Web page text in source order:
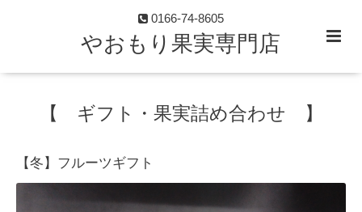
0166-74-8605
やおもり果実専門店
【 ギフト・果実詰め合わせ 】
【冬】フルーツギフト